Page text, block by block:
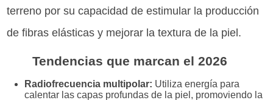
terreno por su capacidad de estimular la producción
de fibras elásticas y mejorar la textura de la piel.
Tendencias que marcan el 2026
Radiofrecuencia multipolar: Utiliza energía para
calentar las capas profundas de la piel, promoviendo la